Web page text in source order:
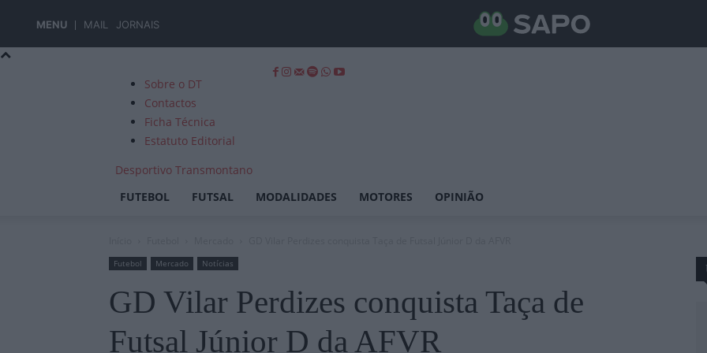
MENU MAIL JORNAIS
Sobre o DT
Contactos
Ficha Técnica
Estatuto Editorial
Desportivo Transmontano
FUTEBOL
FUTSAL MODALIDADES MOTORES OPINIÃO
Futebol Mercado Notícias
GD Vilar Perdizes conquista Taça de
Futsal Júnior D da AFVR